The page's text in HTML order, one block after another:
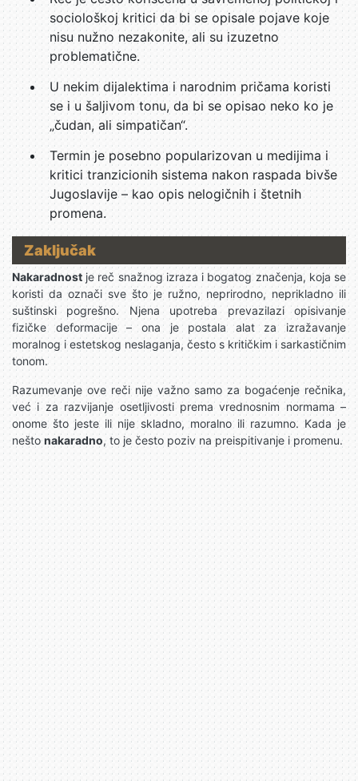
sociološkoj kritici da bi se opisale pojave koje
nisu nužno nezakonite, ali su izuzetno
problematične.
U nekim dijalektima i narodnim pričama koristi
se i u šaljivom tonu, da bi se opisao neko ko je
„čudan, ali simpatičan“.
Termin je posebno popularizovan u medijima i
kritici tranzicionih sistema nakon raspada bivše
Jugoslavije – kao opis nelogičnih i štetnih
promena.
Zaključak
Nakaradnost je reč snažnog izraza i bogatog značenja, koja se
koristi da označi sve što je ružno, neprirodno, neprikladno ili
suštinski pogrešno. Njena upotreba prevazilazi opisivanje
fizičke deformacije – ona je postala alat za izražavanje
moralnog i estetskog neslaganja, često s kritičkim i sarkastičnim
tonom.
Razumevanje ove reči nije važno samo za bogaćenje rečnika,
već i za razvijanje osetljivosti prema vrednosnim normama –
onome što jeste ili nije skladno, moralno ili razumno. Kada je
neštonakaradno, to je često poziv na preispitivanje i promenu.